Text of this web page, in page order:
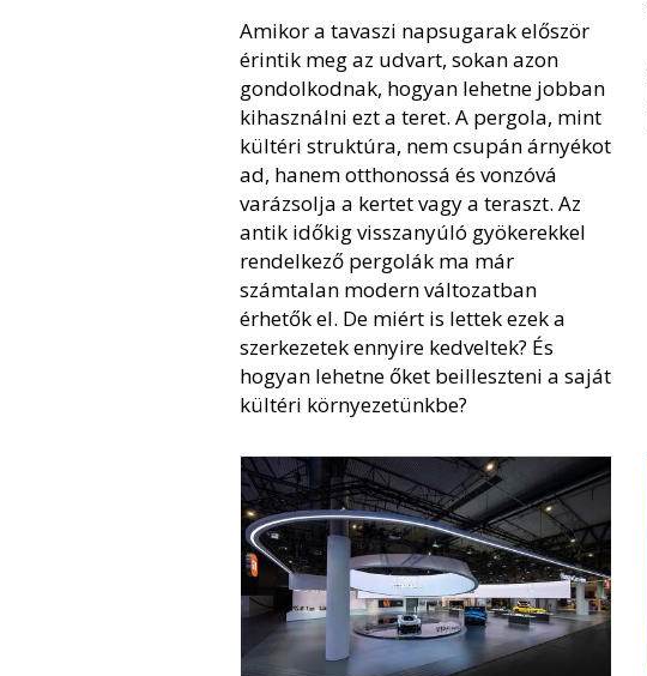
Amikor a tavaszi napsugarak először
érintik meg az udvart, sokan azon
gondolkodnak, hogyan lehetne jobban
kihasználni ezt a teret. A pergola, mint
kültéri struktúra, nem csupán árnyékot
ad, hanem otthonossá és vonzóvá
varázsolja a kertet vagy a teraszt. Az
antik időkig visszanyúló gyökerekkel
rendelkező pergolák ma már
számtalan modern változatban
érhetők el. De miért is lettek ezek a
szerkezetek ennyire kedveltek? És
hogyan lehetne őket beilleszteni a saját
kültéri környezetünkbe?